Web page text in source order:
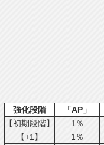
強化段階 「AP」
【初期段階】
1％
【+1】
1％